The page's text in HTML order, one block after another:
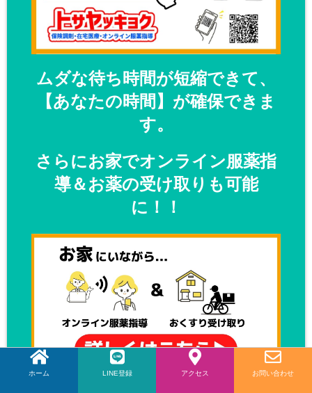
ムダな待ち時間が短縮できて、
【あなたの時間】が確保できま
す。
さらにお家でオンライン服薬指
導＆お薬の受け取りも可能
に！！
ホーム LINE登録 アクセス お問い合わせ